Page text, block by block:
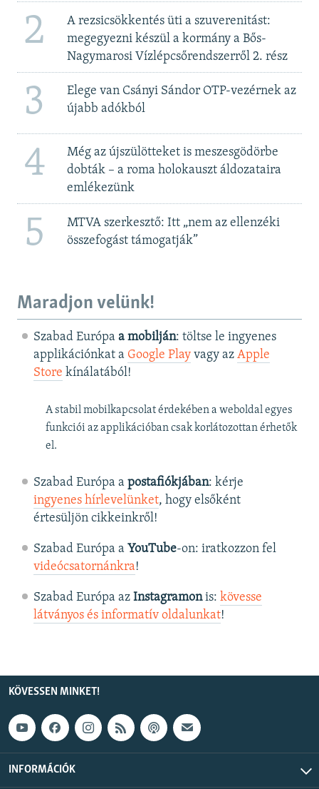
2
A rezsicsökkentés üti a szuverenitást:
megegyezni készül a kormány a Bős-
Nagymarosi Vízlépcsőrendszerről 2. rész
3
Elege van Csányi Sándor OTP-vezérnek az
újabb adókból
4
Még az újszülötteket is meszesgödörbe
dobták – a roma holokauszt áldozataira
emlékezünk
5
MTVA szerkesztő: Itt „nem az ellenzéki
összefogást támogatják”
Maradjon velünk!
Szabad Európa a mobilján: töltse le ingyenes
applikációnkat a Google Playvagy az Apple
Store kínálatából!
A stabil mobilkapcsolat érdekében a weboldal egyes
funkciói az applikációban csak korlátozottan érhetők
el.
Szabad Európa a postafiókjában: kérje
ingyenes hírlevelünket, hogy elsőként
értesüljön cikkeinkről!
Szabad Európa a YouTube-on: iratkozzon fel
videócsatornánkra!
Szabad Európa az Instagramonis: kövesse
látványos és informatív oldalunkat! ​
KÖVESSEN MINKET!
INFORMÁCIÓK